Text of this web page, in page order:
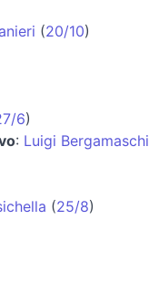
(20/10)
6)
: Luigi Bergamaschi
(25/8)